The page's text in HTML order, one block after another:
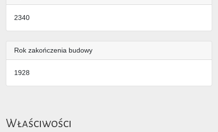
2340
Rok zakończenia budowy
1928
Właściwości